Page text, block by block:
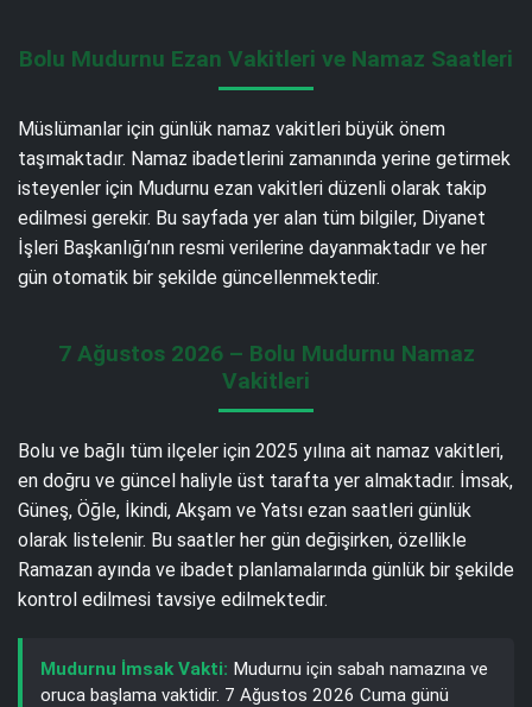
Bolu Mudurnu Ezan Vakitleri ve Namaz Saatleri
Müslümanlar için günlük namaz vakitleri büyük önem
taşımaktadır. Namaz ibadetlerini zamanında yerine getirmek
isteyenler için Mudurnu ezan vakitleri düzenli olarak takip
edilmesi gerekir. Bu sayfada yer alan tüm bilgiler, Diyanet
İşleri Başkanlığı’nın resmi verilerine dayanmaktadır ve her
gün otomatik bir şekilde güncellenmektedir.
7 Ağustos 2026 – Bolu Mudurnu Namaz
Vakitleri
Bolu ve bağlı tüm ilçeler için 2025 yılına ait namaz vakitleri,
en doğru ve güncel haliyle üst tarafta yer almaktadır. İmsak,
Güneş, Öğle, İkindi, Akşam ve Yatsı ezan saatleri günlük
olarak listelenir. Bu saatler her gün değişirken, özellikle
Ramazan ayında ve ibadet planlamalarında günlük bir şekilde
kontrol edilmesi tavsiye edilmektedir.
Mudurnu İmsak Vakti: Mudurnu için sabah namazına ve
oruca başlama vaktidir. 7 Ağustos 2026 Cuma günü